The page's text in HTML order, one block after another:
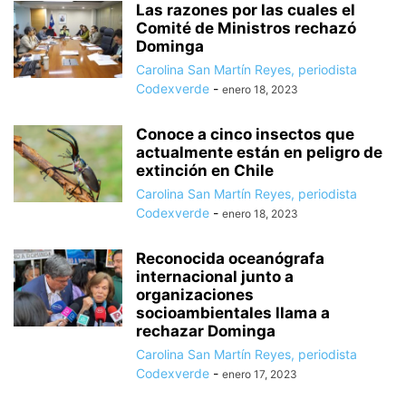
Las razones por las cuales el
Comité de Ministros rechazó
Dominga
Carolina San Martín Reyes, periodista
Codexverde - enero 18, 2023
Conoce a cinco insectos que
actualmente están en peligro de
extinción en Chile
Carolina San Martín Reyes, periodista
Codexverde - enero 18, 2023
Reconocida oceanógrafa
internacional junto a
organizaciones
socioambientales llama a
rechazar Dominga
Carolina San Martín Reyes, periodista
Codexverde - enero 17, 2023